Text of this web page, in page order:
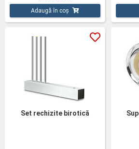
Adaugă în coș
Set rechizite birotică